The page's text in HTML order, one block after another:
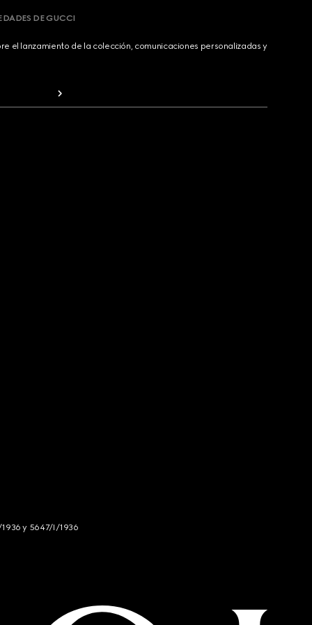
DE GUCCI
el lanzamiento de la colección, comunicaciones personalizadas y
1936 y 5647/I/1936